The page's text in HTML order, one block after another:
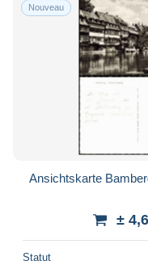
Nouveau
Ansichtskarte
±
Statut